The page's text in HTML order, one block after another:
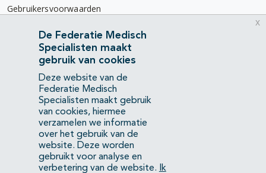
Gebruikersvoorwaarden
Privacyverklaring
Contact
Mercatorlaan 1200
3528 BL Utrecht
(088) 505 34 34
info@richtlijnendatabase.nl
YouTubeLinkedIn
De Federatie Medisch
Specialisten maakt
gebruik van cookies
Deze website van de
Federatie Medisch
Specialisten maakt gebruik
van cookies, hiermee
verzamelen we informatie
over het gebruik van de
website. Deze worden
gebruikt voor analyse en
verbetering van de website.
Ik
x